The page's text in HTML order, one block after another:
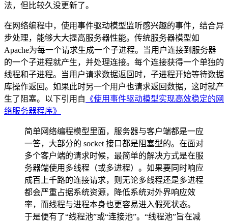
法，但比较久没更新了。
在网络编程中，使用事件驱动模型监听感兴趣的事件，结合异
步处理，能够大大提高服务器性能。传统服务器模型如
Apache为每一个请求生成一个子进程。当用户连接到服务器
的一个子进程就产生，并处理连接。每个连接获得一个单独的
线程和子进程。当用户请求数据返回时，子进程开始等待数据
库操作返回。如果此时另一个用户也请求返回数据，这时就产
生了阻塞。以下引用自 《使用事件驱动模型实现高效稳定的网
络服务器程序》
简单网络编程模型里面，服务器与客户端都是一应
一答，大部分的 socket 接口都是阻塞型的。在面对
多个客户端的请求时候，最简单的解决方式是在服
务器端使用多线程（或多进程）。如果要同时响应
成百上千路的连接请求，则无论多线程还是多进程
都会严重占据系统资源，降低系统对外界响应效
率，而线程与进程本身也更容易进入假死状态。
于是便有了“线程池”或“连接池”。“线程池”旨在减